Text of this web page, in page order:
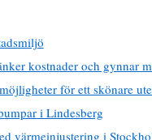
kostnader och gynnar
för ett skönare
i Lindesberg
värmeinjustering i